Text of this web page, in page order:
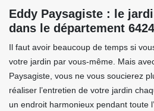
Eddy Paysagiste : le
dans le département
Il faut avoir beaucoup de temps si
votre jardin par vous-même. Mais
Paysagiste, vous ne vous soucierez
réaliser l’entretien de votre jardin
un endroit harmonieux pendant toute